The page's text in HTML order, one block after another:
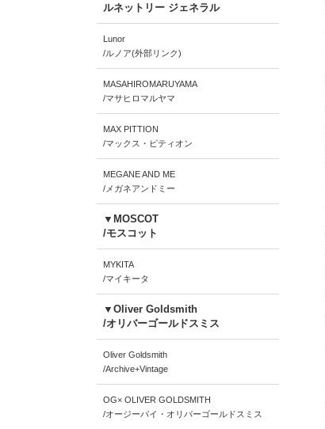
ルネットリー ジェネラル
Lunor
/ルノア(外部リンク)
MASAHIROMARUYAMA
/マサヒロマルヤマ
MAX PITTION
/マックス・ピティオン
MEGANE AND ME
/メガネアンドミー
▼MOSCOT
/モスコット
MYKITA
/マイキータ
▼Oliver Goldsmith
/オリバーゴールドスミス
Oliver Goldsmith
/Archive+Vintage
OG× OLIVER GOLDSMITH
/オージーバイ・オリバーゴールドスミス